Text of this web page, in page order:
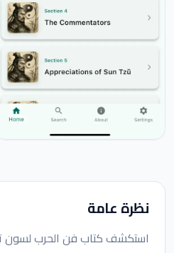
نظرة عامة
استكشف كتاب فن الحرب لسون